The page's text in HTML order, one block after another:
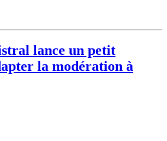
lance un petit
la modération à